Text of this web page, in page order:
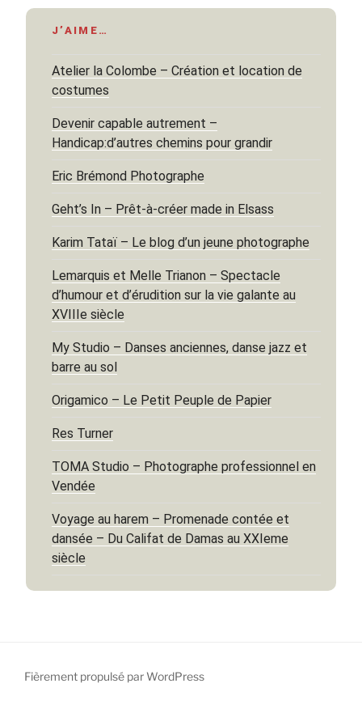
J’AIME…
Atelier la Colombe – Création et location de
costumes
Devenir capable autrement –
Handicap:d’autres chemins pour grandir
Eric Brémond Photographe
Geht’s In – Prêt-à-créer made in Elsass
Karim Tataï – Le blog d’un jeune photographe
Lemarquis et Melle Trianon – Spectacle
d’humour et d’érudition sur la vie galante au
XVIIIe siècle
My Studio – Danses anciennes, danse jazz et
barre au sol
Origamico – Le Petit Peuple de Papier
Res Turner
TOMA Studio – Photographe professionnel en
Vendée
Voyage au harem – Promenade contée et
dansée – Du Califat de Damas au XXIeme
siècle
Fièrement propulsé par WordPress